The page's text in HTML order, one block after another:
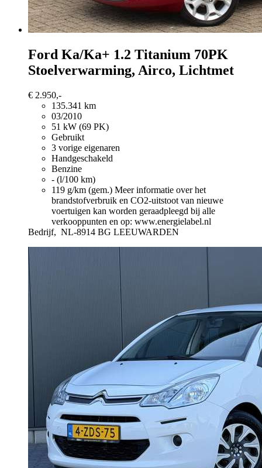
Ford Ka/Ka+ 1.2 Titanium 70PK
Stoelverwarming, Airco, Lichtmet
€ 2.950,-
135.341 km
03/2010
51 kW (69 PK)
Gebruikt
3 vorige eigenaren
Handgeschakeld
Benzine
- (l/100 km)
119 g/km (gem.) Meer informatie over het
brandstofverbruik en CO2-uitstoot van nieuwe
voertuigen kan worden geraadpleegd bij alle
verkooppunten en op: www.energielabel.nl
Bedrijf, NL-8914 BG LEEUWARDEN